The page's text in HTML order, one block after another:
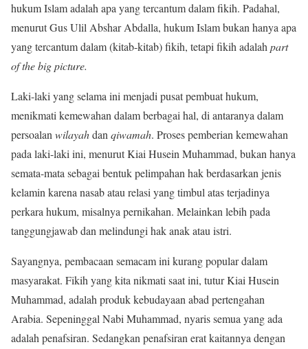
hukum Islam adalah apa yang tercantum dalam fikih. Padahal,
menurut Gus Ulil Abshar Abdalla, hukum Islam bukan hanya apa
yang tercantum dalam (kitab-kitab) fikih, tetapi fikih adalah part
of the big picture.
Laki-laki yang selama ini menjadi pusat pembuat hukum,
menikmati kemewahan dalam berbagai hal, di antaranya dalam
persoalan wilayahdan qiwamah. Proses pemberian kemewahan
pada laki-laki ini, menurut Kiai Husein Muhammad, bukan hanya
semata-mata sebagai bentuk pelimpahan hak berdasarkan jenis
kelamin karena nasab atau relasi yang timbul atas terjadinya
perkara hukum, misalnya pernikahan. Melainkan lebih pada
tanggungjawab dan melindungi hak anak atau istri.
Sayangnya, pembacaan semacam ini kurang popular dalam
masyarakat. Fikih yang kita nikmati saat ini, tutur Kiai Husein
Muhammad, adalah produk kebudayaan abad pertengahan
Arabia. Sepeninggal Nabi Muhammad, nyaris semua yang ada
adalah penafsiran. Sedangkan penafsiran erat kaitannya dengan